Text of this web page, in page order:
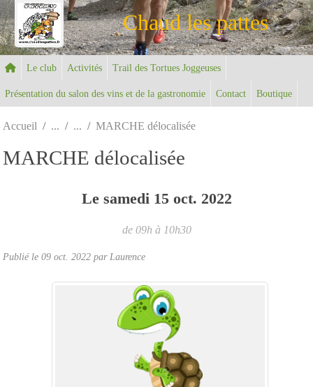
Chaud les pattes
Le club Activités Trail des Tortues Joggeuses
Présentation du salon des vins et de la gastronomie Contact Boutique
Accueil MARCHE délocalisée
MARCHE délocalisée
Le samedi 15 oct. 2022
de 09h à 10h30
Publié le 09 oct. 2022 par Laurence
Panneau de gestion des cookies